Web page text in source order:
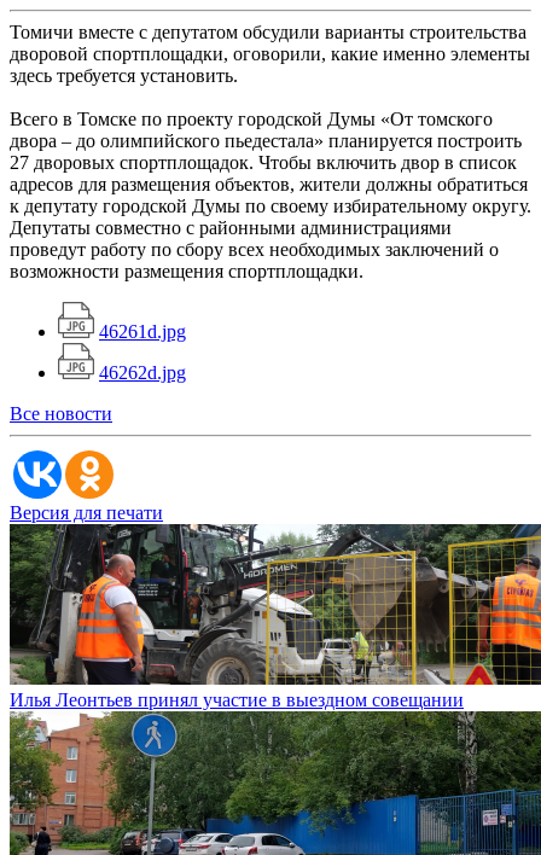
Томичи вместе с депутатом обсудили варианты строительства
дворовой спортплощадки, оговорили, какие именно элементы
здесь требуется установить.
Всего в Томске по проекту городской Думы «От томского
двора – до олимпийского пьедестала» планируется построить
27 дворовых спортплощадок. Чтобы включить двор в список
адресов для размещения объектов, жители должны обратиться
к депутату городской Думы по своему избирательному округу.
Депутаты совместно с районными администрациями
проведут работу по сбору всех необходимых заключений о
возможности размещения спортплощадки.
46261d.jpg
46262d.jpg
Все новости
Версия для печати
Илья Леонтьев принял участие в выездном совещании